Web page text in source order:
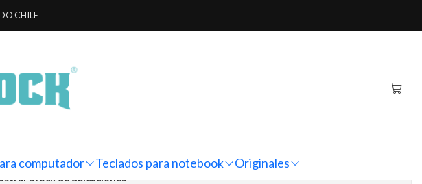
computador Teclados para notebook Originales
CHILE Asus VivoBook Go 14 E1404FA-NK178W
Original Notebook Asus
Go 14 E1404FA-NK178W
stock de ubicaciones